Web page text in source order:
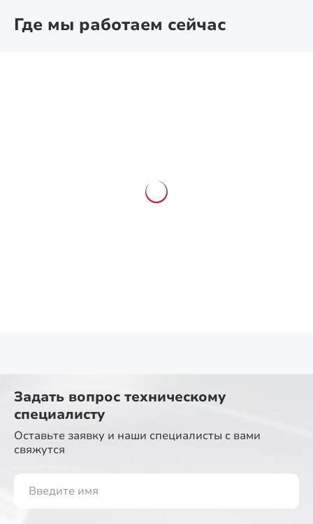
Где мы работаем сейчас
Задать вопрос техническому
специалисту
Оставьте заявку и наши специалисты с вами
свяжутся